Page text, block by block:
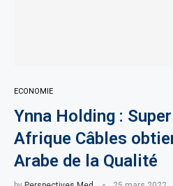
ECONOMIE
Ynna Holding :
Afrique Câbles
Arabe de la Qualité